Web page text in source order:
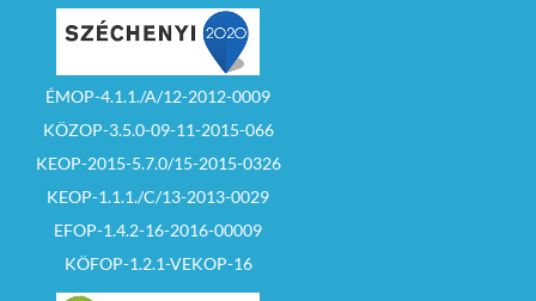
ÉMOP-4.1.1./A/12-2012-0009
KÖZOP-3.5.0-09-11-2015-066
KEOP-2015-5.7.0/15-2015-0326
KEOP-1.1.1./C/13-2013-0029
EFOP-1.4.2-16-2016-00009
KÖFOP-1.2.1-VEKOP-16